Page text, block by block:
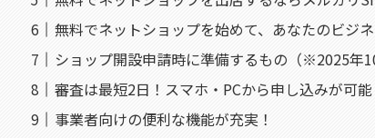
無料でネットショップを始めて、あなたのビジ
ショップ開設申請時に準備するもの（※2025年
審査は最短2日！スマホ・PCから申し込みが可能
事業者向けの便利な機能が充実！